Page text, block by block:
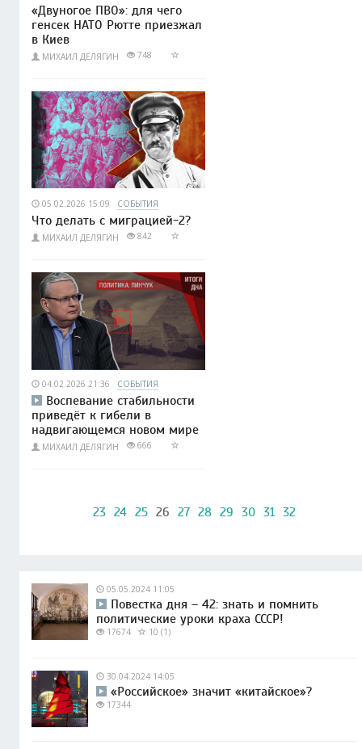
«Двуногое ПВО»: для чего
генсек НАТО Рютте приезжал
в Киев
МИХАИЛ ДЕЛЯГИН 748
05.02.2026 15:09 СОБЫТИЯ
Что делать с миграцией-2?
МИХАИЛ ДЕЛЯГИН 842
04.02.2026 21:36 СОБЫТИЯ
Воспевание стабильности
приведёт к гибели в
надвигающемся новом мире
МИХАИЛ ДЕЛЯГИН 666
23 24 25 26 27 28 29 30 31 32
05.05.2024 11:05
Повестка дня – 42: знать и помнить
политические уроки краха СССР!
17674 10 (1)
30.04.2024 14:05
«Российское» значит «китайское»?
17344